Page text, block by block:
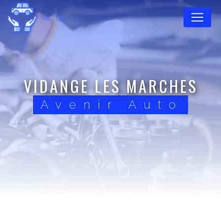
Avenir Auto
VIDANGE LES MARCHES
Avenir Auto
Panneau de gestion des cookies